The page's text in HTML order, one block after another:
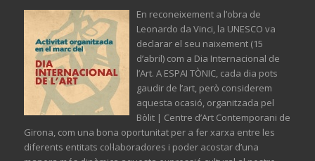
En reconeixement a l’obra de
Leonardo da Vinci, la UNESCO va
declarar el seu naixement (15
d’abril) com a Dia Internacional de
l’Art. A ESPAI TÒNIC, cada dia pots
gaudir de l’art, però considerem
aquesta ocasió, organitzada pel
Bòlit | Centre d’Art Contemporani de
Girona, com una bona oportunitat per a fer xarxa entre les
diferents entitats col·laboradores i poder acostar d’una